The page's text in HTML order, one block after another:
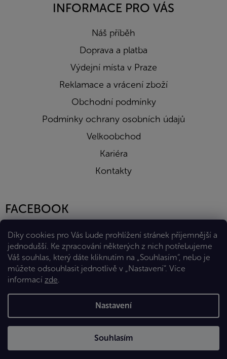
Díky cookies pro Vás bude prohlížení stránek příjemnější a
jednodušší. Ke zpracování některých z nich potřebujeme
Váš souhlas, který dáte kliknutím na „Souhlasím“, nebo je
můžete odsouhlasit jednotlivě v „Nastavení“. Více
informací zde.
Nastavení
Souhlasím
INFORMACE PRO VÁS
Náš příběh
Doprava a platba
Výdejní místa v Praze
Reklamace a vrácení zboží
Obchodní podmínky
Podmínky ochrany osobních údajů
Velkoobchod
Kariéra
Kontakty
FACEBOOK
Vytvořil Shoptet Premium
Copyright 2026Eshop Diana Company, spol. s r.o.. Všechna
práva vyhrazena.